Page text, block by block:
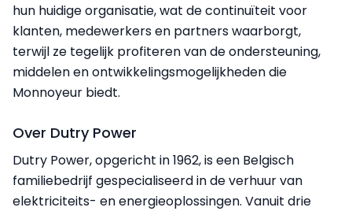
hun huidige organisatie, wat de continuïteit voor
klanten, medewerkers en partners waarborgt,
terwijl ze tegelijk profiteren van de ondersteuning,
middelen en ontwikkelingsmogelijkheden die
Monnoyeur biedt.
Over Dutry Power
Dutry Power, opgericht in 1962, is een Belgisch
familiebedrijf gespecialiseerd in de verhuur van
elektriciteits- en energieoplossingen. Vanuit drie